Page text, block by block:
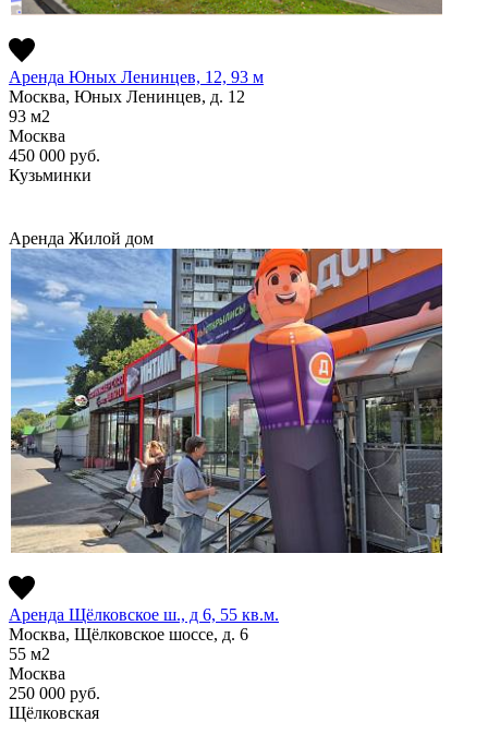
Аренда Юных Ленинцев, 12, 93 м
Москва, Юных Ленинцев, д. 12
93 м2
Москва
450 000 руб.
Кузьминки
Аренда Жилой дом
Аренда Щёлковское ш., д 6, 55 кв.м.
Москва, Щёлковское шоссе, д. 6
55 м2
Москва
250 000 руб.
Щёлковская